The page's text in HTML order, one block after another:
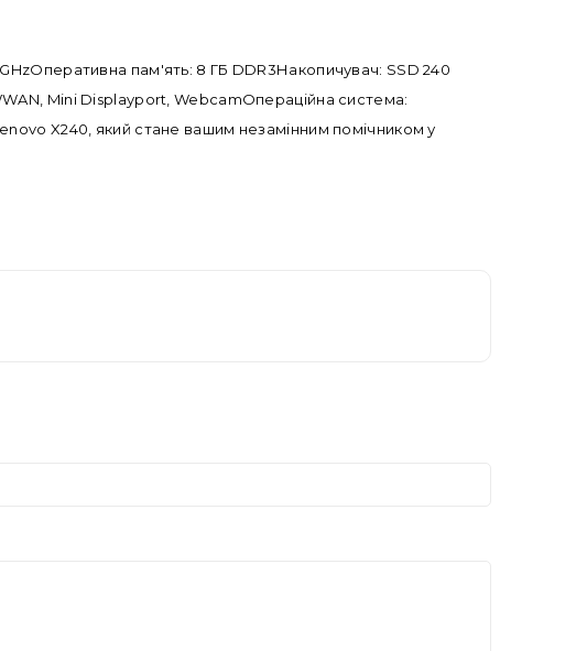
пам'ять: 8 ГБ DDR3Накопичувач: SSD 240
Mini Displayport, WebcamОпераційна система:
X240, який стане вашим незамінним помічником у